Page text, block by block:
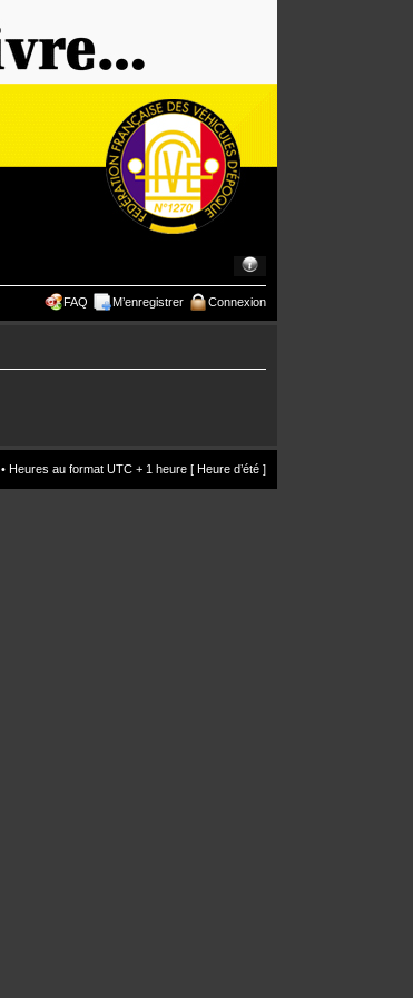
FAQ M’enregistrer Connexion
• Heures au format UTC + 1 heure [ Heure d’été ]